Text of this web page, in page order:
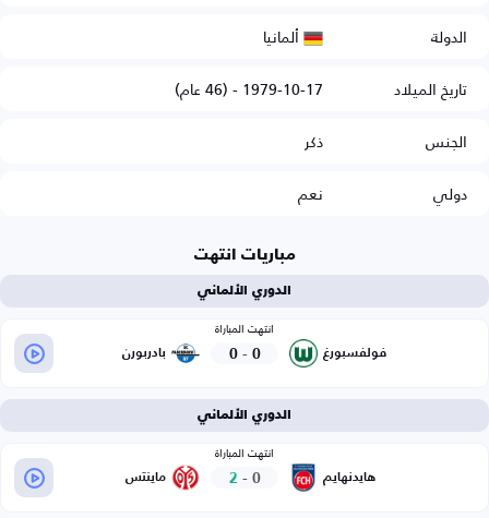
الدولة
ألمانيا
تاريخ الميلاد
1979-10-17 - (46 عام)
الجنس
ذكر
دولي
نعم
مباريات انتهت
الدوري الألماني
فولفسبورغ
انتهت المباراة
0
-
0 بادربورن
الدوري الألماني
هايدنهايم
انتهت المباراة
0
-
2 ماينتس